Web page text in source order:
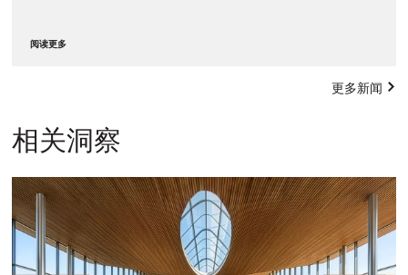
阅读更多
更多新闻
相关洞察